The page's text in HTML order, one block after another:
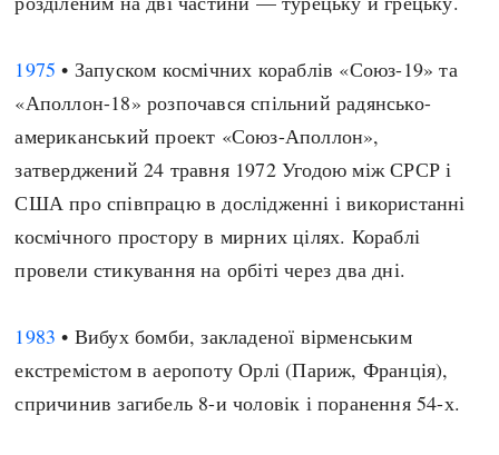
1975 • Запуском космічних кораблів «Союз-19» та
«Аполлон-18» розпочався спільний радянсько-
американський проект «Союз-Аполлон»,
затверджений 24 травня 1972 Угодою між СРСР і
США про співпрацю в дослідженні і використанні
космічного простору в мирних цілях. Кораблі
провели стикування на орбіті через два дні.
1983 • Вибух бомби, закладеної вірменським
екстремістом в аеропоту Орлі (Париж, Франція),
спричинив загибель 8-и чоловік і поранення 54-х.